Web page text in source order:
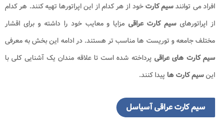
افراد می توانندسیم کارتخود از هر کدام از این اپراتورها تهیه کنند. هر کدام
از اپراتورهای سیم کارت عراقیمزایا و معایب خود را داشته و برای اقشار
مختلف جامعه و توریست ها مناسب تر هستند. در ادامه این بخش به معرفی
سیم کارت های عراقیپرداخته شده است تا علاقه مندان یک آشنایی کلی با
اینسیم کارت ها پیدا کنند.
سیم کارت عراقی آسیاسل